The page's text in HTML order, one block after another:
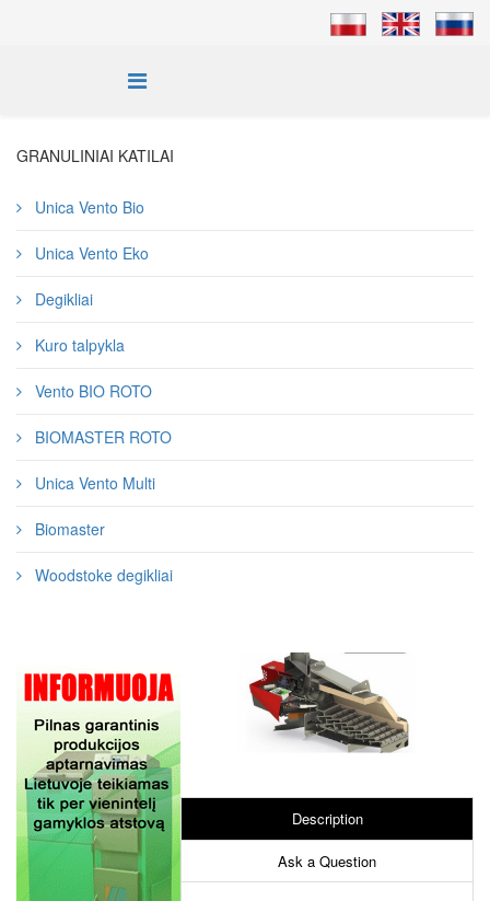
GRANULINIAI KATILAI
Unica Vento Bio
Unica Vento Eko
Degikliai
Kuro talpykla
Vento BIO ROTO
BIOMASTER ROTO
Unica Vento Multi
Biomaster
Woodstoke degikliai
Description
Ask a Question